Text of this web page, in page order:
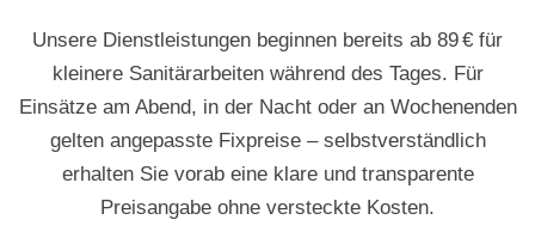
Unsere Dienstleistungen beginnen bereits ab 89 € für
kleinere Sanitärarbeiten während des Tages. Für
Einsätze am Abend, in der Nacht oder an Wochenenden
gelten angepasste Fixpreise – selbstverständlich
erhalten Sie vorab eine klare und transparente
Preisangabe ohne versteckte Kosten.